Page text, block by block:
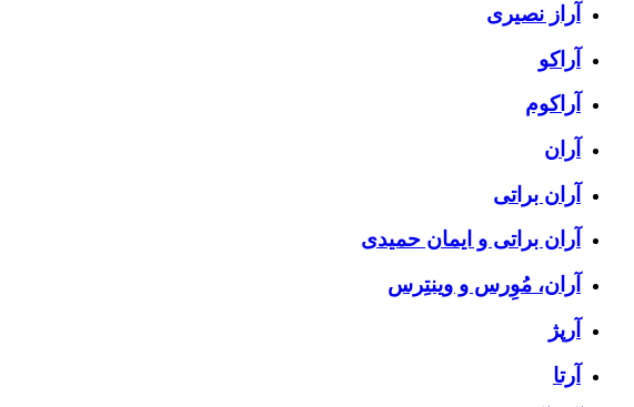
آراز نصیری
آراکو
آراکوم
آران
آران براتی
آران براتی و ایمان حمیدی
آران، مُوِرس و وینتِرس
آرپژ
آرتا